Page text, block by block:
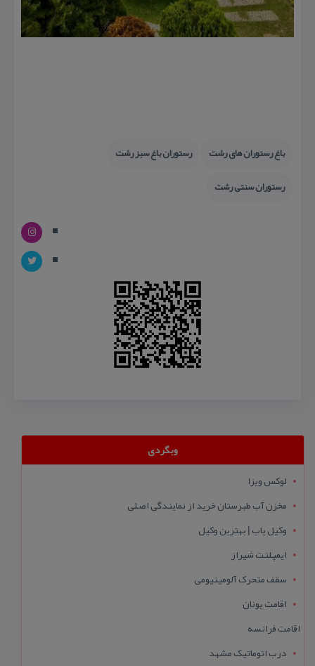
باغ رستوران های رشت
رستوران باغ سبز رشت
رستوران سنتی رشت
وبگردی
لوکس ویزا
مخزن آب طبرستان خرید از نمایندگی اصلی
وکیل یاب | بهترین وکیل
ایمپلنت شیراز
سقف متحرک آلومینیومی
اقامت یونان
اقامت فرانسه
درب اتوماتیک مشهد